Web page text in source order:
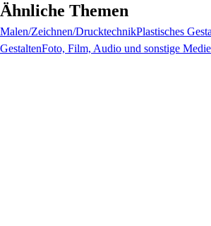
Ähnliche Themen
Malen/Zeichnen/DrucktechnikPlastisches
GestaltenFoto, Film, Audio und sonstige